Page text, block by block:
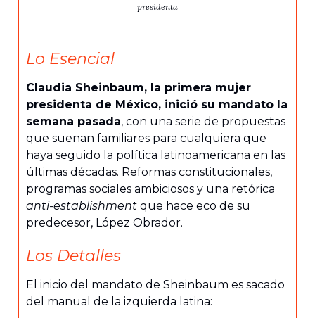
presidenta
Lo Esencial
Claudia Sheinbaum, la primera mujer
presidenta de México, inició su mandato la
semana pasada, con una serie de propuestas
que suenan familiares para cualquiera que
haya seguido la política latinoamericana en las
últimas décadas. Reformas constitucionales,
programas sociales ambiciosos y una retórica
anti-establishment que hace eco de su
predecesor, López Obrador.
Los Detalles
El inicio del mandato de Sheinbaum es sacado
del manual de la izquierda latina: